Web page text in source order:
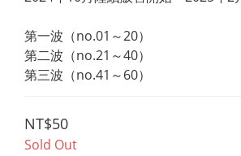
第一波（no.01～20）
第二波（no.21～40）
第三波（no.41～60）
NT$50
Sold Out